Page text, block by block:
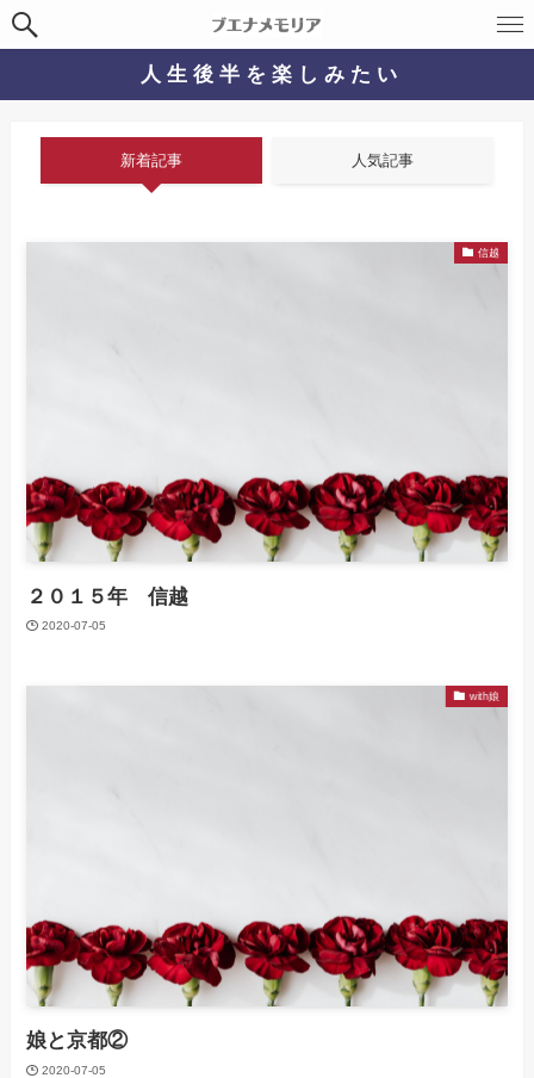
人 生 後 半 を 楽 し み た い
新着記事 人気記事
信越
２０１５年 信越
2020-07-05
with娘
娘と京都②
2020-07-05